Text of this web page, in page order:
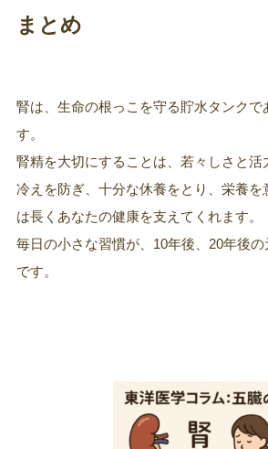
まとめ
腎は、生命の根っこを守る貯水タンクで
す。
腎精を大切にすることは、若々しさと活
冷えを防ぎ、十分な休養をとり、栄養を
は長くあなたの健康を支えてくれます。
毎日の小さな習慣が、10年後、20年後
です。